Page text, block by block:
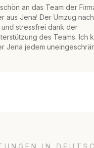
an das Team der
aus Jena! Der Umzug
stressfrei dank der
des Teams. Ich
Jena jedem
IN